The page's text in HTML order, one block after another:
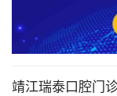
靖江瑞泰口腔门